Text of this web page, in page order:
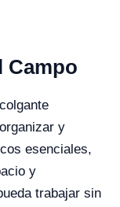
Campo
y
esenciales,
y
trabajar sin